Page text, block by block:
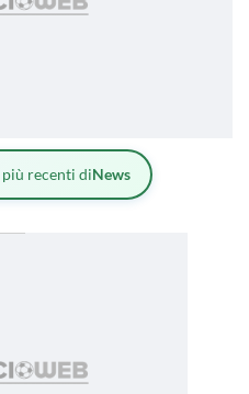
recenti diNews